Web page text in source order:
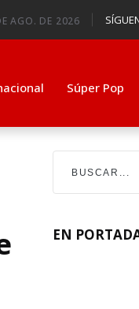
AGO. DE 2026
Súper Pop
EN